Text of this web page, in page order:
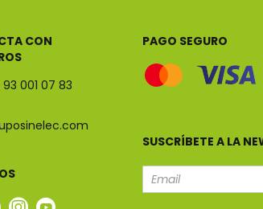
CON
001 07 83
PAGO SEGURO
SUSCRÍBETE A LA